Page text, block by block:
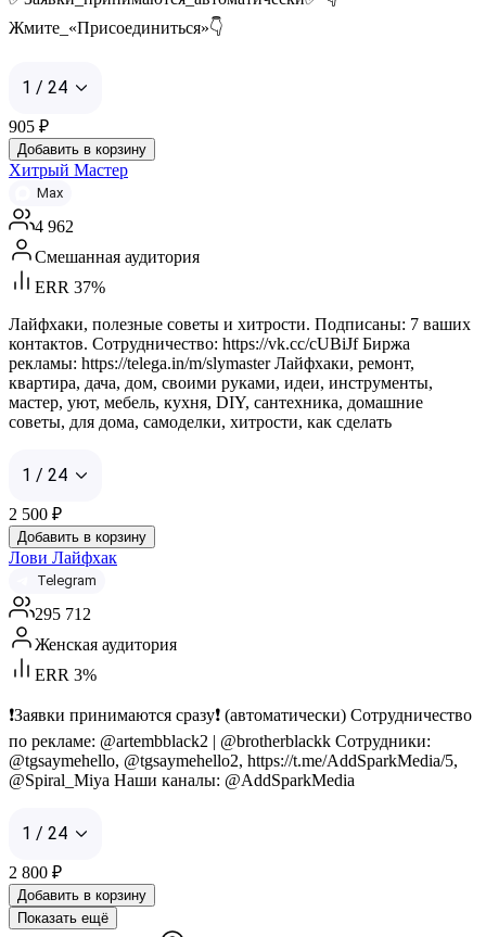
Жмите_«Присоединиться»👇
1 / 24
905 ₽
Добавить в корзину
Хитрый Мастер
Max
4 962
Смешанная аудитория
ERR 37%
Лайфхаки, полезные советы и хитрости. Подписаны: 7 ваших
контактов. Сотрудничество: https://vk.cc/cUBiJf Биржа
рекламы: https://telega.in/m/slymaster Лайфхаки, ремонт,
квартира, дача, дом, своими руками, идеи, инструменты,
мастер, уют, мебель, кухня, DIY, сантехника, домашние
советы, для дома, самоделки, хитрости, как сделать
1 / 24
2 500 ₽
Добавить в корзину
Лови Лайфхак
Telegram
295 712
Женская аудитория
ERR 3%
❗️Заявки принимаются сразу❗️ (автоматически) Сотрудничество
по рекламе: @artembblack2 | @brotherblackk Сотрудники:
@tgsaymehello, @tgsaymehello2, https://t.me/AddSparkMedia/5,
@Spiral_Miya Наши каналы: @AddSparkMedia
1 / 24
2 800 ₽
Добавить в корзину
Показать ещё